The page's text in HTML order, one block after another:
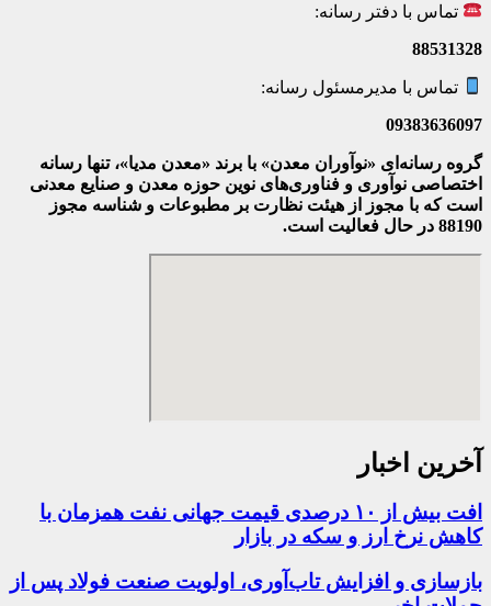
تماس با دفتر رسانه:
88531328
تماس با مدیرمسئول رسانه:
09383636097
گروه رسانه‌ای «نوآوران معدن» با برند «معدن مدیا»، تنها رسانه
اختصاصی نوآوری و فناوری‌های نوین حوزه معدن و صنایع معدنی‌
است که با مجوز از هیئت نظارت بر مطبوعات و شناسه مجوز
88190 در حال فعالیت است.
آخرین اخبار
افت بیش از ۱۰ درصدی قیمت جهانی نفت همزمان با
کاهش نرخ ارز و سکه در بازار
بازسازی و افزایش تاب‌آوری، اولویت صنعت فولاد پس از